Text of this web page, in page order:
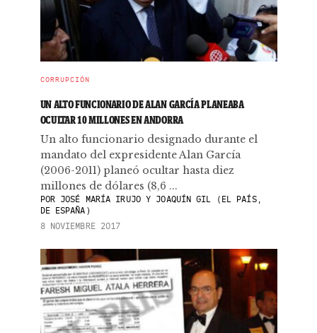
CORRUPCIÓN
UN ALTO FUNCIONARIO DE ALAN GARCÍA PLANEABA
OCULTAR 10 MILLONES EN ANDORRA
Un alto funcionario designado durante el
mandato del expresidente Alan García
(2006-2011) planeó ocultar hasta diez
millones de dólares (8,6 ...
PORJOSÉ MARÍA IRUJO Y JOAQUÍN GIL (EL PAÍS,
DE ESPAÑA)
8 NOVIEMBRE 2017